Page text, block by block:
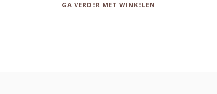
GA VERDER MET WINKELEN